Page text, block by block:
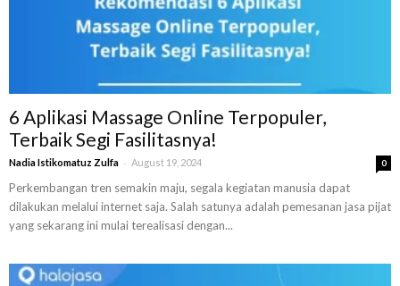
6 Aplikasi Massage Online Terpopuler,
Terbaik Segi Fasilitasnya!
Nadia Istikomatuz Zulfa - August 19, 2024 0
Perkembangan tren semakin maju, segala kegiatan manusia dapat
dilakukan melalui internet saja. Salah satunya adalah pemesanan jasa pijat
yang sekarang ini mulai terealisasi dengan...